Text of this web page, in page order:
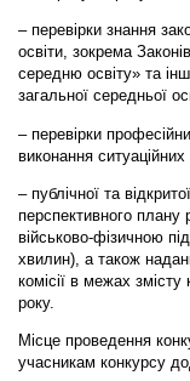
– перевірки знання
освіти, зокрема
середню освіту» та
загальної середньої
– перевірки
виконання
– публічної та
перспективного
військово-фізичною
хвилин), а також
комісії в межах
року.
Місце проведення
учасникам конкурсу